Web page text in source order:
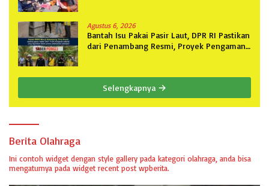
Agustus 6, 2026
Bantah Isu Pakai Pasir Laut, DPR RI Pastikan
dari Penambang Resmi, Proyek Pengaman
Selengkapnya
Berita Olahraga
Ini contoh widget dengan style gallery pada kategori olahraga, anda bisa
mengaturnya pada widget recent post wpberita.